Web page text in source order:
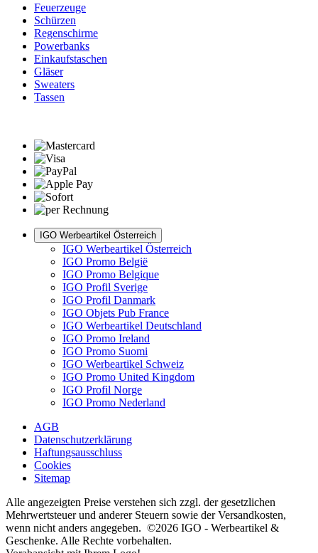
Feuerzeuge
Schürzen
Regenschirme
Powerbanks
Einkaufstaschen
Gläser
Sweaters
Tassen
IGO Werbeartikel Österreich
IGO Werbeartikel Österreich
IGO Promo België
IGO Promo Belgique
IGO Profil Sverige
IGO Profil Danmark
IGO Objets Pub France
IGO Werbeartikel Deutschland
IGO Promo Ireland
IGO Promo Suomi
IGO Werbeartikel Schweiz
IGO Promo United Kingdom
IGO Profil Norge
IGO Promo Nederland
AGB
Datenschutzerklärung
Haftungsausschluss
Cookies
Sitemap
Alle angezeigten Preise verstehen sich zzgl. der gesetzlichen
Mehrwertsteuer und anderer Steuern sowie der Versandkosten,
wenn nicht anders angegeben. ©2026 IGO - Werbeartikel &
Geschenke. Alle Rechte vorbehalten.